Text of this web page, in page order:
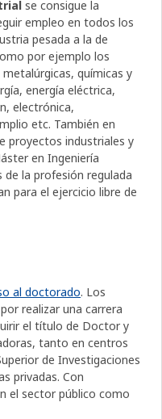
se consigue la
empleo en todos los
pesada a la de
por ejemplo los
químicas y
energía eléctrica,
electrónica,
etc. También en
proyectos industriales y
en Ingeniería
la profesión regulada
para el ejercicio libre de
al doctorado. Los
realizar una carrera
el título de Doctor y
tanto en centros
de Investigaciones
privadas. Con
el sector público como